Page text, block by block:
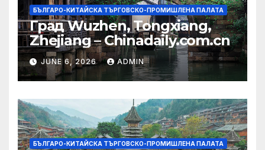
БЪЛГАРО-КИТАЙСКА ТЪРГОВСКО-ПРОМИШЛЕНА ПАЛАТА
Град Wuzhen, Tongxiang,
Zhejiang – Chinadaily.com.cn
JUNE 6, 2026 ADMIN
БЪЛГАРО-КИТАЙСКА ТЪРГОВСКО-ПРОМИШЛЕНА ПАЛАТА